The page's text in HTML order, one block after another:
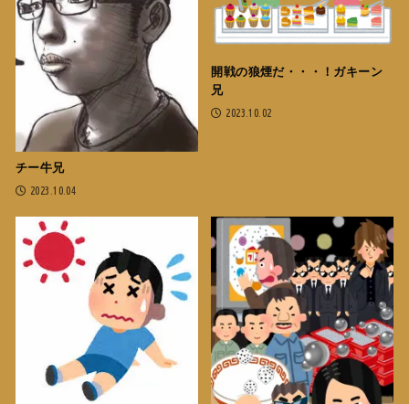
チー牛兄
2023.10.04
開戦の狼煙だ・・・！ガキーン
兄
2023.10.02